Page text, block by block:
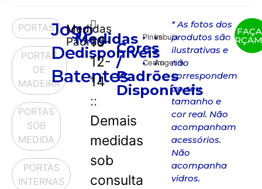
PORTAS
PORTAS
DE
MADEIRA
PORTAS
SOB
MEDIDA
PORTAS
INTERNAS
Jogo
De
Batentes
Medidas
Padrão
Medidas
disponíveis
10-
12-
14
::
Demais
medidas
sob
consulta
Cores
/
Padrões
Disponíveis
PinusImbuia
CedroAngelim
* As fotos dos
produtos são
ilustrativas e
não
correspondem
ao seu
tamanho e
cor real. Não
acompanham
acessórios.
Não
acompanha
vidros.